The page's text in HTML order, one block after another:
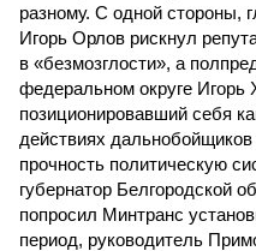
разному. С одной стороны,
Игорь Орлов рискнул
в «безмозглости», а
федеральном округе Игорь
позиционировавший себя
действиях
прочность политическую
губернатор Белгородской
попросил Минтранс
период, руководитель